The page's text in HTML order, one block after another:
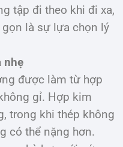
tập đi theo khi đi xa,
là sự lựa chọn lý
nhẹ
được làm từ hợp
gỉ. Hợp kim
trong khi thép không
có thể nặng hơn.